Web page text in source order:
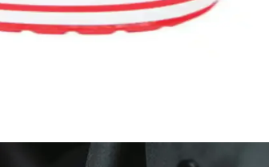
Yükselişi ve Stil İpuçları